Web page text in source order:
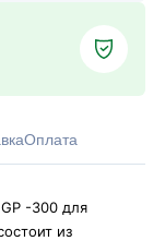
Оплата
-300 для
из